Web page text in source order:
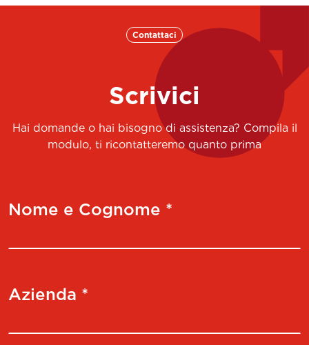
Contattaci
Scrivici
Hai domande o hai bisogno di assistenza? Compila il
modulo, ti ricontatteremo quanto prima
Nome e Cognome *
Azienda *